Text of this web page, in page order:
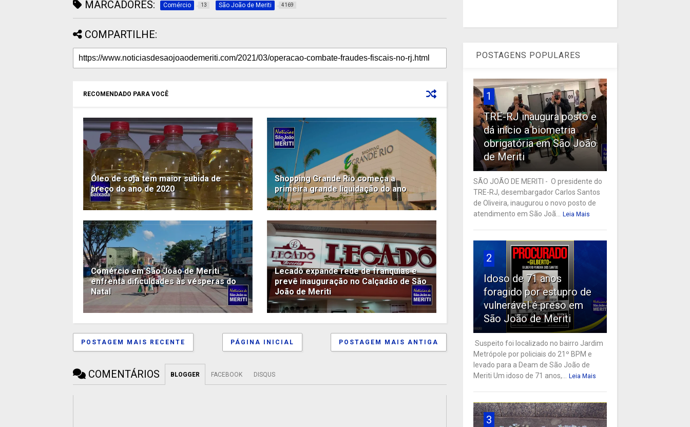
MARCADORES: Comércio 13 São João de Meriti 4169
COMPARTILHE:
RECOMENDADO PARA VOCÊ
Óleo de soja tem maior subida de
preço do ano de 2020
Shopping Grande Rio começa a
primeira grande liquidação do ano
Comércio em São João de Meriti
enfrenta dificuldades às vésperas do
Natal
Lecadô expande rede de franquias e
prevê inauguração no Calçadão de São
João de Meriti
POSTAGEM MAIS RECENTE POSTAGEM MAIS ANTIGA
PÁGINA INICIAL
COMENTÁRIOS BLOGGER FACEBOOK DISQUS
POSTAGENS POPULARES
1
TRE-RJ inaugura posto e
dá início a biometria
obrigatória em São João
de Meriti
SÃO JOÃO DE MERITI - O presidente do
TRE-RJ, desembargador Carlos Santos
de Oliveira, inaugurou o novo posto de
atendimento em São Joã...
Leia Mais
2
Idoso de 71 anos
foragido por estupro de
vulnerável é preso em
São João de Meriti
Suspeito foi localizado no bairro Jardim
Metrópole por policiais do 21º BPM e
levado para a Deam de São João de
Meriti Um idoso de 71 anos,...
Leia Mais
3